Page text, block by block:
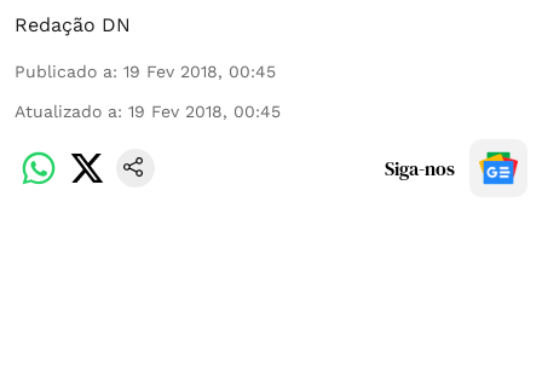
Redação DN
Publicado a: 19 Fev 2018, 00:45
Atualizado a: 19 Fev 2018, 00:45
Siga-nos